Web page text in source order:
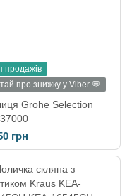
продажів
про знижку у Viber 💬
Grohe Selection
грн